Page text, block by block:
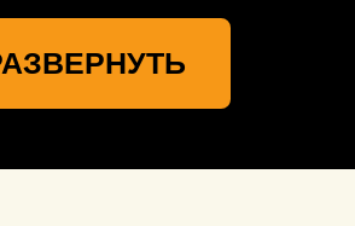
1(Ленд Ровер
уникальная, и каждое
Мы используем